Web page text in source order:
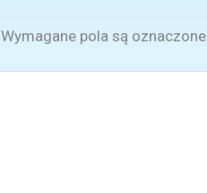
Wymagane pola są oznaczone